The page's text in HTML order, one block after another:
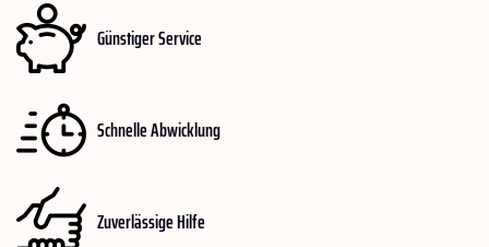
Günstiger Service
Schnelle Abwicklung
Zuverlässige Hilfe